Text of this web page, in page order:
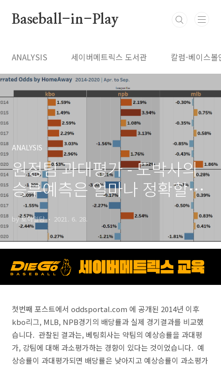
Baseball-in-Play
ANALYSIS 세이버메트릭스 도서관 칼럼-베이스볼
ANALYSIS
원정팀 과대평가 - 도박사의
승부예측은 얼마나 정확할까
#2
by 토아일당 2021. 6. 28.
첫번째 포스트에서 oddsportal.com 에 공개된 2014년 이후
kbo리그, MLB, NPB경기의 배당률과 실제 경기결과를 비교했
습니다. 관찰된 결과는, 베팅회사는 약팀의 예상승률을 과대평
가, 강팀에 대해 과소평가하는 경향이 있다는 것이었습니다. 예
상승률이 과대평가되면 배당률은 낮아지고 예상승률이 과소평가